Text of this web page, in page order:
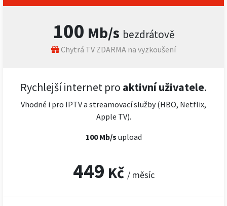
100 Mb/s bezdrátově
Chytrá TV ZDARMA na vyzkoušení
Rychlejší internet pro aktivní uživatele.
Vhodné i pro IPTV a streamovací služby (HBO, Netflix,
Apple TV).
100 Mb/s upload
449 Kč / měsíc